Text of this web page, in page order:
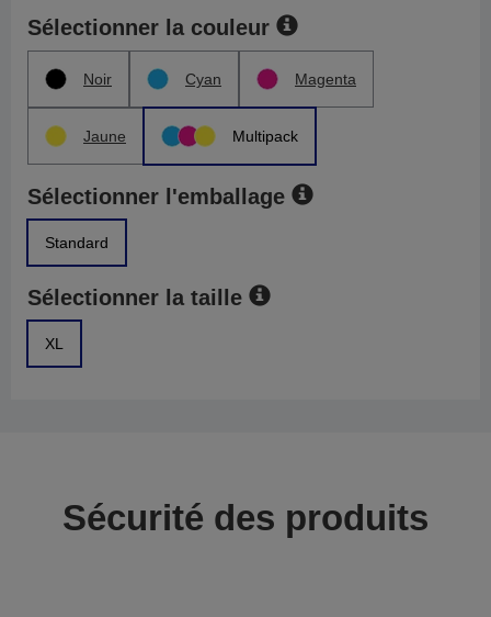
Sélectionner la couleur
Noir Cyan Magenta
Jaune Multipack
Sélectionner l'emballage
Standard
Sélectionner la taille
XL
Sécurité des produits